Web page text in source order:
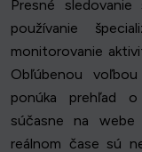
Presné
používanie
monitorovanie
Obľúbenou
ponúka prehľad
súčasne na
reálnom čase sú